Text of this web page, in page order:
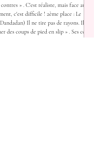
» . C'est réaliste, mais face aux
c'est difficile ! 2ème place : Le
pas de rayons. Il se
des coups de pied en slip » . Ses coups